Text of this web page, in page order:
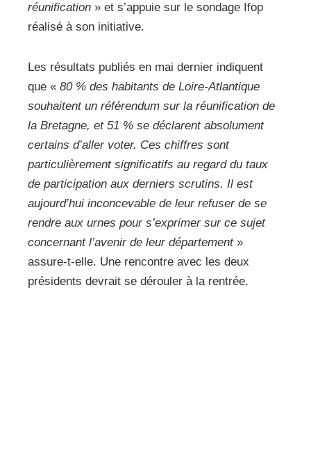
réunification » et s’appuie sur le sondage Ifop
réalisé à son initiative.
Les résultats publiés en mai dernier indiquent
que « 80 % des habitants de Loire-Atlantique
souhaitent un référendum sur la réunification de
la Bretagne, et 51 % se déclarent absolument
certains d’aller voter. Ces chiffres sont
particulièrement significatifs au regard du taux
de participation aux derniers scrutins. Il est
aujourd’hui inconcevable de leur refuser de se
rendre aux urnes pour s’exprimer sur ce sujet
concernant l’avenir de leur département»
assure-t-elle. Une rencontre avec les deux
présidents devrait se dérouler à la rentrée.